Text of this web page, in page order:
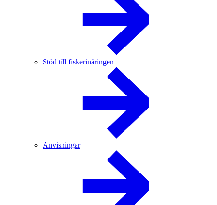
Stöd till fiskerinäringen
Anvisningar